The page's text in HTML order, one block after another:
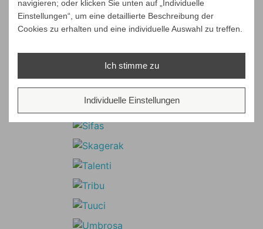
navigieren; oder klicken Sie unten auf „Individuelle
Einstellungen“, um eine detaillierte Beschreibung der
Cookies zu erhalten und eine individuelle Auswahl zu treffen.
Ich stimme zu
Individuelle Einstellungen